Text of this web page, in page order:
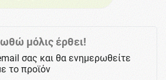
μόλις έρθει!
σας και θα ενημερωθείτε
το προϊόν